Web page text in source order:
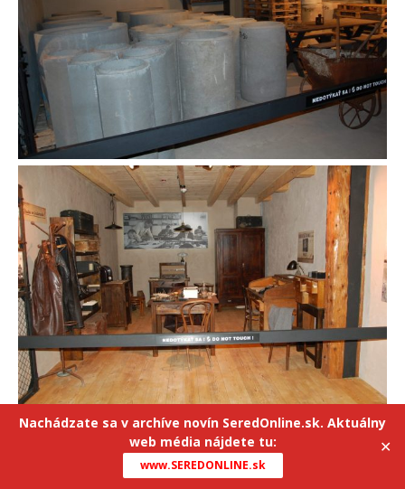
Nachádzate sa v archíve novín SeredOnline.sk. Aktuálny
web média nájdete tu:
www.SEREDONLINE.sk
✕